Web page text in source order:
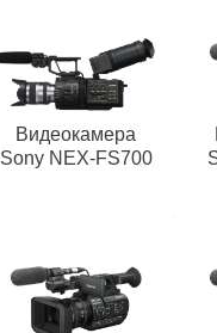
Видеокамера
Sony NEX‑FS700